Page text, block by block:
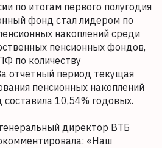
по итогам первого полугодия
фонд стал лидером по
накоплений среди
пенсионных фондов,
по количеству
отчетный период текущая
пенсионных накоплений
10,54% годовых.
директор ВТБ
«Наш